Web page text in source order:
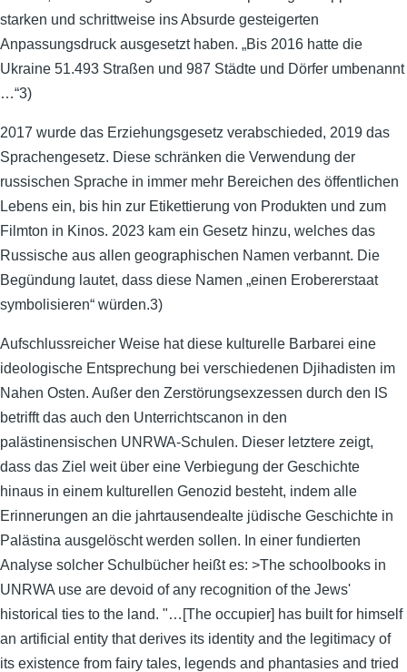
starken und schrittweise ins Absurde gesteigerten
Anpassungsdruck ausgesetzt haben. „Bis 2016 hatte die
Ukraine 51.493 Straßen und 987 Städte und Dörfer umbenannt
…“3)
2017 wurde das Erziehungsgesetz verabschieded, 2019 das
Sprachengesetz. Diese schränken die Verwendung der
russischen Sprache in immer mehr Bereichen des öffentlichen
Lebens ein, bis hin zur Etikettierung von Produkten und zum
Filmton in Kinos. 2023 kam ein Gesetz hinzu, welches das
Russische aus allen geographischen Namen verbannt. Die
Begündung lautet, dass diese Namen „einen Erobererstaat
symbolisieren“ würden.3)
Aufschlussreicher Weise hat diese kulturelle Barbarei eine
ideologische Entsprechung bei verschiedenen Djihadisten im
Nahen Osten. Außer den Zerstörungsexzessen durch den IS
betrifft das auch den Unterrichtscanon in den
palästinensischen UNRWA-Schulen. Dieser letztere zeigt,
dass das Ziel weit über eine Verbiegung der Geschichte
hinaus in einem kulturellen Genozid besteht, indem alle
Erinnerungen an die jahrtausendealte jüdische Geschichte in
Palästina ausgelöscht werden sollen. In einer fundierten
Analyse solcher Schulbücher heißt es: >The schoolbooks in
UNRWA use are devoid of any recognition of the Jews'
historical ties to the land. "…[The occupier] has built for himself
an artificial entity that derives its identity and the legitimacy of
its existence from fairy tales, legends and phantasies and tried